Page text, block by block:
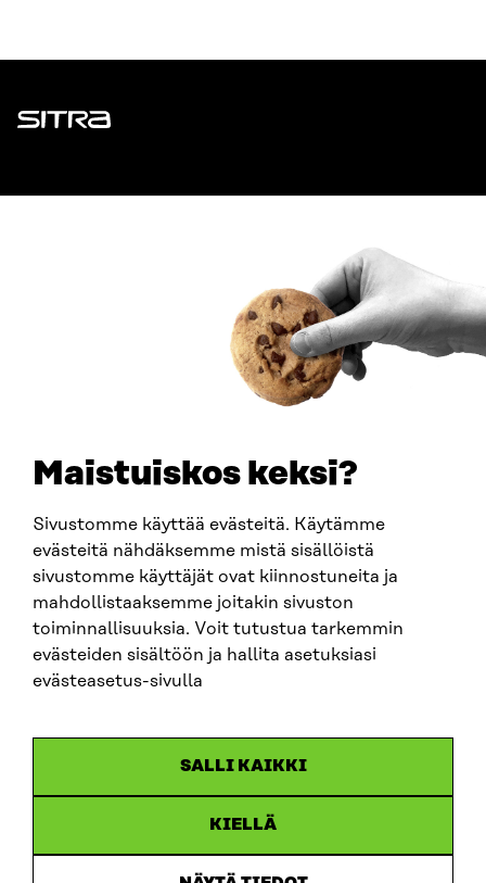
Maistuiskos keksi?
Sivustomme käyttää evästeitä. Käytämme
evästeitä nähdäksemme mistä sisällöistä
sivustomme käyttäjät ovat kiinnostuneita ja
mahdollistaaksemme joitakin sivuston
toiminnallisuuksia. Voit tutustua tarkemmin
evästeiden sisältöön ja hallita asetuksiasi
evästeasetus-sivulla
SALLI KAIKKI
KIELLÄ
Sitra
firstname.lastname@sitra.fi
SITRA ON SOCIAL MEDIA
LinkedIn
Instagram